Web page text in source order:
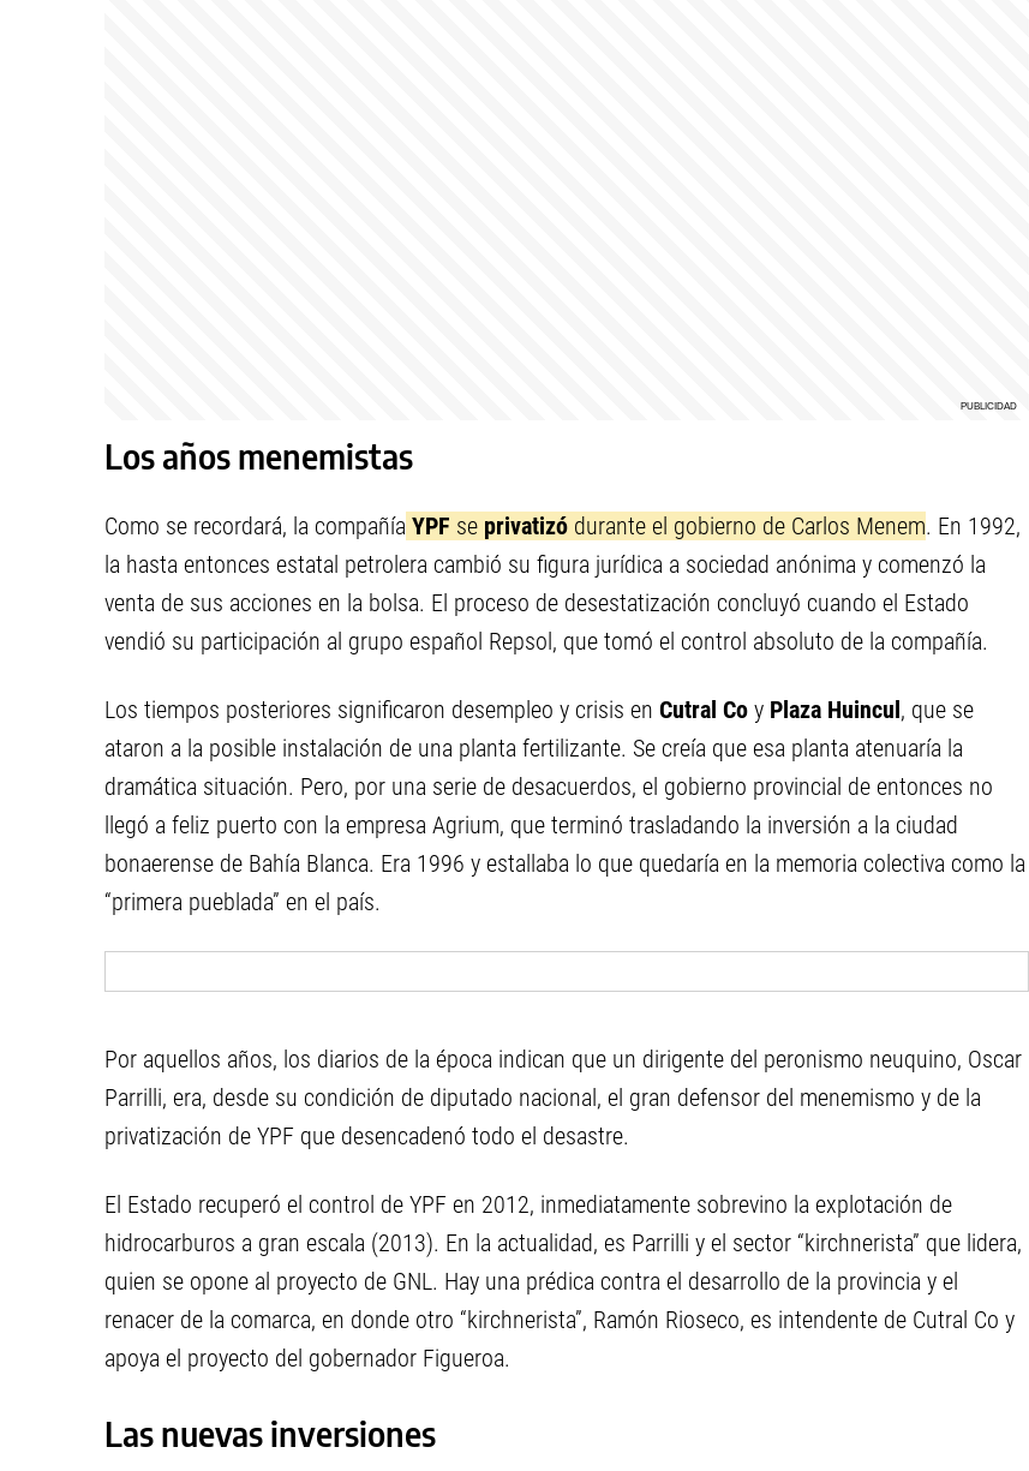
Los años menemistas
Como se recordará, la compañía YPF se privatizó durante el gobierno de Carlos Menem. En 1992,
la hasta entonces estatal petrolera cambió su figura jurídica a sociedad anónima y comenzó la
venta de sus acciones en la bolsa. El proceso de desestatización concluyó cuando el Estado
vendió su participación al grupo español Repsol, que tomó el control absoluto de la compañía.
Los tiempos posteriores significaron desempleo y crisis en Cutral Co y Plaza Huincul, que se
ataron a la posible instalación de una planta fertilizante. Se creía que esa planta atenuaría la
dramática situación. Pero, por una serie de desacuerdos, el gobierno provincial de entonces no
llegó a feliz puerto con la empresa Agrium, que terminó trasladando la inversión a la ciudad
bonaerense de Bahía Blanca. Era 1996 y estallaba lo que quedaría en la memoria colectiva como la
“primera pueblada” en el país.
Por aquellos años, los diarios de la época indican que un dirigente del peronismo neuquino, Oscar
Parrilli, era, desde su condición de diputado nacional, el gran defensor del menemismo y de la
privatización de YPF que desencadenó todo el desastre.
El Estado recuperó el control de YPF en 2012, inmediatamente sobrevino la explotación de
hidrocarburos a gran escala (2013). En la actualidad, es Parrilli y el sector “kirchnerista” que lidera,
quien se opone al proyecto de GNL. Hay una prédica contra el desarrollo de la provincia y el
renacer de la comarca, en donde otro “kirchnerista”, Ramón Rioseco, es intendente de Cutral Co y
apoya el proyecto del gobernador Figueroa.
Las nuevas inversiones